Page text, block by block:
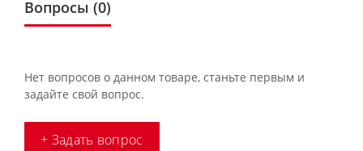
Вопросы (0)
Нет вопросов о данном товаре, станьте первым и
задайте свой вопрос.
+ Задать вопрос